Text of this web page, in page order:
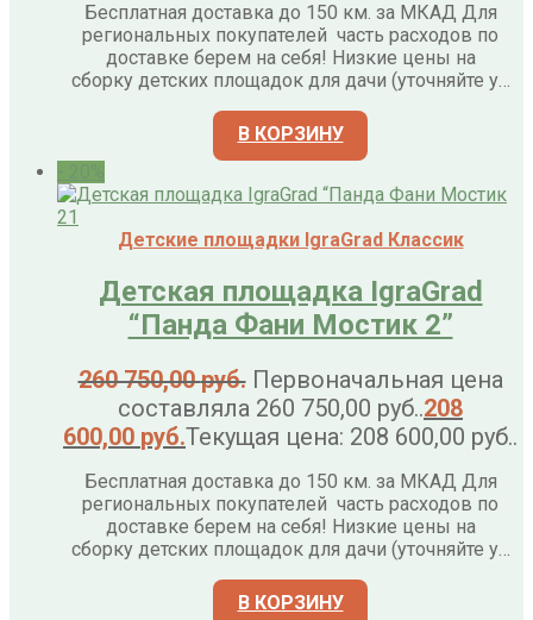
Бесплатная доставка до 150 км. за МКАД Для
региональных покупателей часть расходов по
доставке берем на себя! Низкие цены на
сборку детских площадок для дачи (уточняйте у…
В КОРЗИНУ
Детские площадки IgraGrad Классик
Детская площадка IgraGrad
“Панда Фани Мостик 2”
260 750,00руб. Первоначальная цена
составляла 260 750,00 руб..208
600,00 руб.Текущая цена: 208 600,00 руб..
Бесплатная доставка до 150 км. за МКАД Для
региональных покупателей часть расходов по
доставке берем на себя! Низкие цены на
сборку детских площадок для дачи (уточняйте у…
В КОРЗИНУ